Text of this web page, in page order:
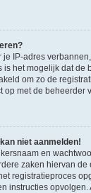
IP-adres
is het mogelijk dat de
om zo de
op met de beheerder
niet aanmelden!
en
zaken hiervan de
registratieproces
instructies opvolgen.